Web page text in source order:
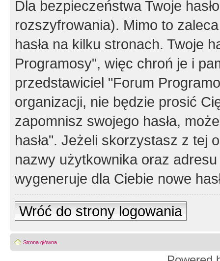
Dla bezpieczeństwa Twoje
rozszyfrowania). Mimo to
hasła na kilku stronach. Twoje
Programosy", więc chroń je i
przedstawiciel "Forum
organizacji, nie będzie prosić
zapomnisz swojego hasła,
hasła". Jeżeli skorzystasz z tej
nazwy użytkownika oraz
wygeneruje dla Ciebie nowe
Wróć do strony logowania
Strona główna